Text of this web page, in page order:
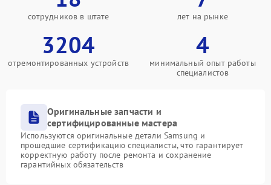
сотрудников в штате лет на рынке
3204
отремонтированных устройств
4
минимальный опыт работы
специалистов
Оригинальные запчасти и
сертифицированные мастера
Используются оригинальные детали Samsung и
прошедшие сертификацию специалисты, что гарантирует
корректную работу после ремонта и сохранение
гарантийных обязательств